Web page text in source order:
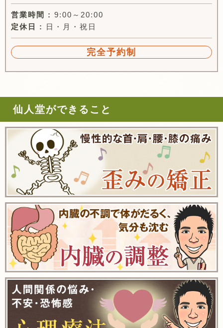
営業時間 : 9:00～20:00
定休日 :
日・月・祝日
完全予約制
仙人堂ができること